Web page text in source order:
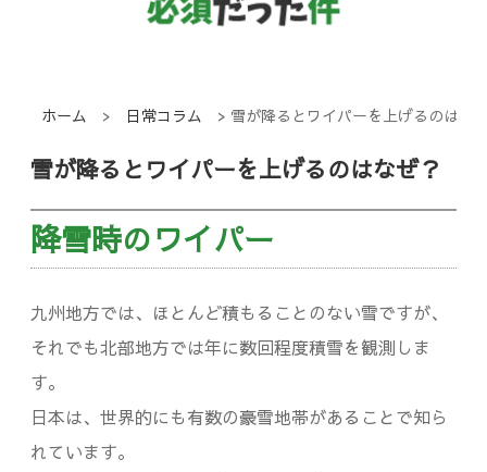
引
し
ら
自
動
車
が
須
ホーム > 日常コラム > 雪が降るとワイパーを上げるのはな
雪が降るとワイパーを上げるのはなぜ？
降雪時のワイパー
九州地方では、ほとんど積もることのない雪ですが、
それでも北部地方では年に数回程度積雪を観測しま
す。
日本は、世界的にも有数の豪雪地帯があることで知ら
れています。